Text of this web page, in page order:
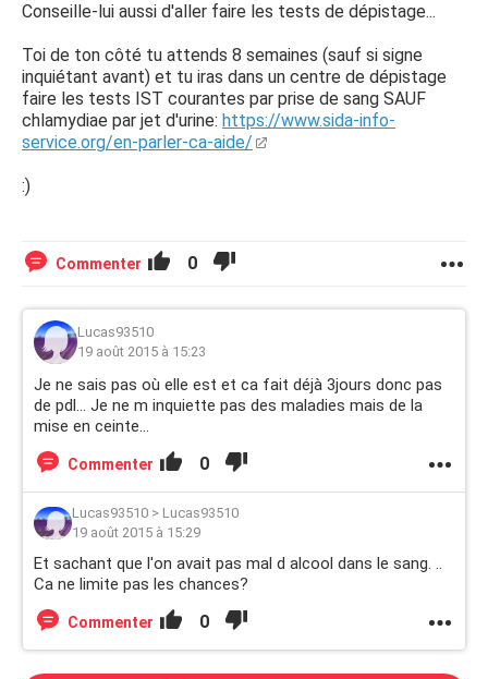
Conseille-lui aussi d'aller faire les tests de dépistage...
Toi de ton côté tu attends 8 semaines (sauf si signe
inquiétant avant) et tu iras dans un centre de dépistage
faire les tests IST courantes par prise de sang SAUF
chlamydiae par jet d'urine: https://www.sida-info-
service.org/en-parler-ca-aide/
:)
Commenter 0
Lucas93510
19 août 2015 à 15:23
Je ne sais pas où elle est et ca fait déjà 3jours donc pas
de pdl... Je ne m inquiette pas des maladies mais de la
mise en ceinte...
Commenter 0
Lucas93510 > Lucas93510
19 août 2015 à 15:29
Et sachant que l'on avait pas mal d alcool dans le sang. ..
Ca ne limite pas les chances?
Commenter 0